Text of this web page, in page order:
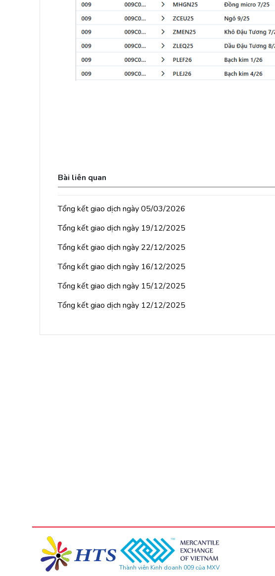
Bài liên quan
Tổng kết giao dịch ngày 05/03/2026
Tổng kết giao dịch ngày 19/12/2025
Tổng kết giao dịch ngày 22/12/2025
Tổng kết giao dịch ngày 16/12/2025
Tổng kết giao dịch ngày 15/12/2025
Tổng kết giao dịch ngày 12/12/2025
Thành viên Kinh doanh 009 của MXV